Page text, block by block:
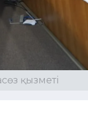
қызметі